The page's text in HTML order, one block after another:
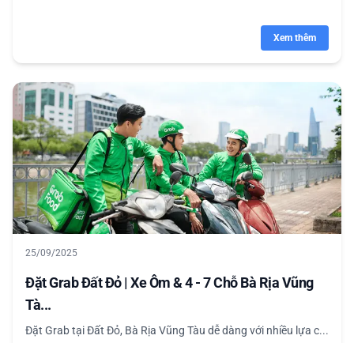
Xem thêm
25/09/2025
Đặt Grab Đất Đỏ | Xe Ôm & 4 - 7 Chỗ Bà Rịa Vũng
Tà...
Đặt Grab tại Đất Đỏ, Bà Rịa Vũng Tàu dễ dàng với nhiều lựa c...